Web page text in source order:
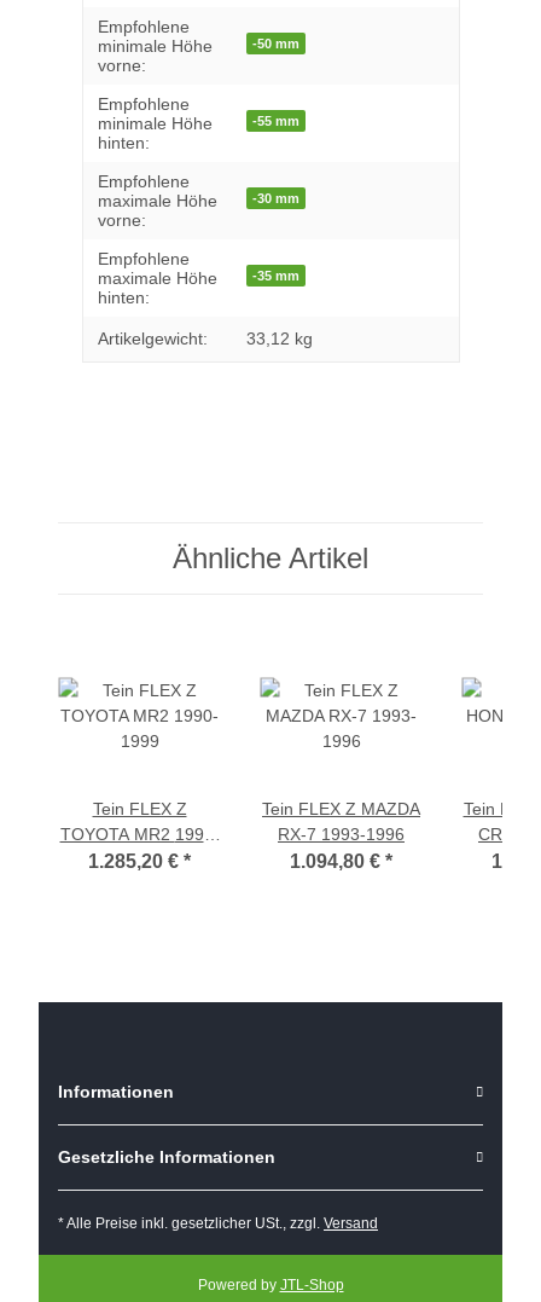
Empfohlene
minimale Höhe
vorne:
-50 mm
Empfohlene
minimale Höhe
hinten:
-55 mm
Empfohlene
maximale Höhe
vorne:
-30 mm
Empfohlene
maximale Höhe
hinten:
-35 mm
Artikelgewicht: 33,12 kg
Ähnliche Artikel
Tein FLEX Z
TOYOTA MR2 1990-
1999
1.285,20 € *
Tein FLEX Z MAZDA
RX-7 1993-1996
1.094,80 € *
Tein
Informationen
Gesetzliche Informationen
* Alle Preise inkl. gesetzlicher USt., zzgl. Versand
Powered by JTL-Shop